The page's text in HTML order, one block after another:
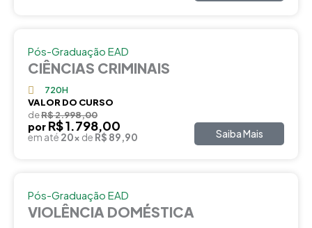
Pós-Graduação EAD
CIÊNCIAS CRIMINAIS
720H
VALOR DO CURSO
deR$ 2.998,00
por R$ 1.798,00
em até 20x de R$ 89,90 Saiba Mais
Pós-Graduação EAD
VIOLÊNCIA DOMÉSTICA